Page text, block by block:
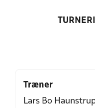
Træner
Lars Bo